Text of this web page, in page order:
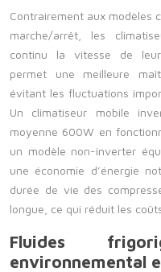
Contrairement aux modèles
marche/arrêt, les
continu la vitesse de leur
permet une meilleure
évitant les fluctuations
Un climatiseur mobile
moyenne 600W en
un modèle non-inverter
une économie d’énergie
durée de vie des
longue, ce qui réduit les
Fluides
environnemental